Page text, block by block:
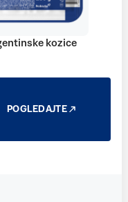
kozice
POGLEDAJTE